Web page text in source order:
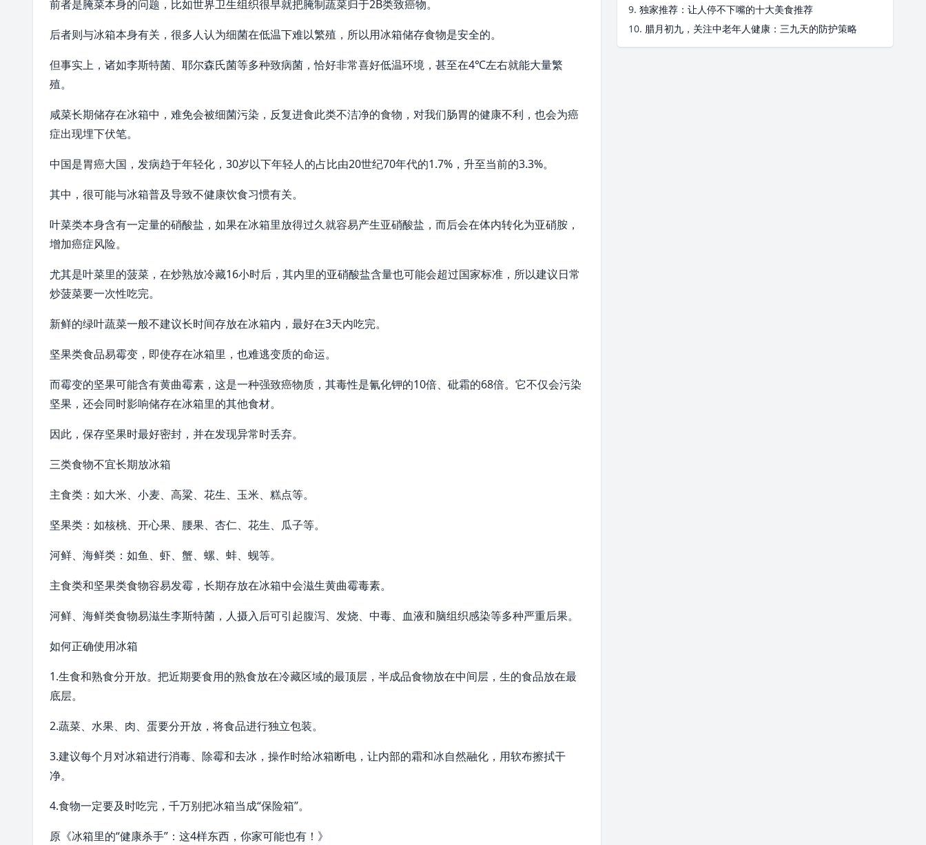
前者是腌菜本身的问题，比如世界卫生组织很早就把腌制蔬菜归于2B类致癌物。
后者则与冰箱本身有关，很多人认为细菌在低温下难以繁殖，所以用冰箱储存食物是安全的。
但事实上，诸如李斯特菌、耶尔森氏菌等多种致病菌，恰好非常喜好低温环境，甚至在4℃左右就能大量繁
殖。
咸菜长期储存在冰箱中，难免会被细菌污染，反复进食此类不洁净的食物，对我们肠胃的健康不利，也会为癌
症出现埋下伏笔。
中国是胃癌大国，发病趋于年轻化，30岁以下年轻人的占比由20世纪70年代的1.7%，升至当前的3.3%。
其中，很可能与冰箱普及导致不健康饮食习惯有关。
叶菜类本身含有一定量的硝酸盐，如果在冰箱里放得过久就容易产生亚硝酸盐，而后会在体内转化为亚硝胺，
增加癌症风险。
尤其是叶菜里的菠菜，在炒熟放冷藏16小时后，其内里的亚硝酸盐含量也可能会超过国家标准，所以建议日常
炒菠菜要一次性吃完。
新鲜的绿叶蔬菜一般不建议长时间存放在冰箱内，最好在3天内吃完。
坚果类食品易霉变，即使存在冰箱里，也难逃变质的命运。
而霉变的坚果可能含有黄曲霉素，这是一种强致癌物质，其毒性是氰化钾的10倍、砒霜的68倍。它不仅会污染
坚果，还会同时影响储存在冰箱里的其他食材。
因此，保存坚果时最好密封，并在发现异常时丢弃。
三类食物不宜长期放冰箱
主食类：如大米、小麦、高粱、花生、玉米、糕点等。
坚果类：如核桃、开心果、腰果、杏仁、花生、瓜子等。
河鲜、海鲜类：如鱼、虾、蟹、螺、蚌、蚬等。
主食类和坚果类食物容易发霉，长期存放在冰箱中会滋生黄曲霉毒素。
河鲜、海鲜类食物易滋生李斯特菌，人摄入后可引起腹泻、发烧、中毒、血液和脑组织感染等多种严重后果。
如何正确使用冰箱
1.生食和熟食分开放。把近期要食用的熟食放在冷藏区域的最顶层，半成品食物放在中间层，生的食品放在最
底层。
2.蔬菜、水果、肉、蛋要分开放，将食品进行独立包装。
3.建议每个月对冰箱进行消毒、除霉和去冰，操作时给冰箱断电，让内部的霜和冰自然融化，用软布擦拭干
净。
4.食物一定要及时吃完，千万别把冰箱当成“保险箱”。
原《冰箱里的“健康杀手”：这4样东西，你家可能也有！》
9. 独家推荐：让人停不下嘴的十大美食推荐
10. 腊月初九，关注中老年人健康：三九天的防护策略